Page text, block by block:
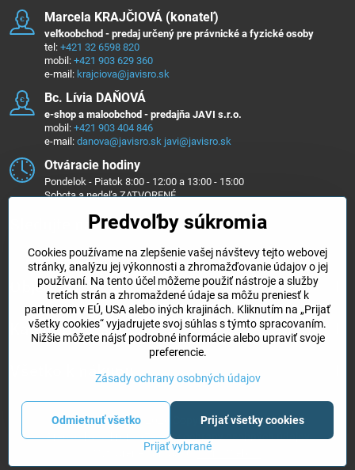
Marcela KRAJČIOVÁ (konateľ)
veľkoobchod - predaj určený pre právnické a fyzické osoby
tel: +421 32 6598 820
mobil: +421 903 629 360
e-mail: krajciova@javisro.sk
Bc​. Lívia DAŇOVÁ
e-shop a maloobchod - predajňa JAVI s.r.o.
mobil: +421 903 404 846
e-mail: danova@javisro.sk javi@javisro.sk
Otváracie hodiny
Pondelok - Piatok 8:00 - 12:00 a 13:00 - 15:00
Sobota a nedeľa ZATVORENÉ
Sledujte nás na ...
Facebook Instagram
Objednávky
Kategórie e-shopu
Všetko k nákupu
©
Copyright
Predvoľby súkromiaZásady ochrany osobných údajov
Vytvorené pomocou:BiznisWeb.sk
Predvoľby súkromia
Cookies používame na zlepšenie vašej návštevy tejto webovej
stránky, analýzu jej výkonnosti a zhromažďovanie údajov o jej
používaní. Na tento účel môžeme použiť nástroje a služby
tretích strán a zhromaždené údaje sa môžu preniesť k
partnerom v EÚ, USA alebo iných krajinách. Kliknutím na „Prijať
všetky cookies“ vyjadrujete svoj súhlas s týmto spracovaním.
Nižšie môžete nájsť podrobné informácie alebo upraviť svoje
preferencie.
Zásady ochrany osobných údajov
Prijať vybrané
Prijať všetky cookies
Odmietnuť všetko